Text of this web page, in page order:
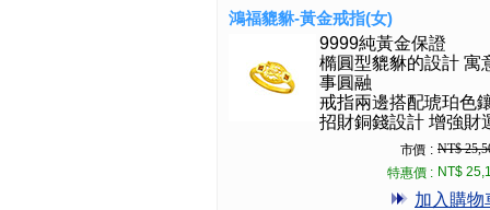
鴻福貔貅-黃金戒指(女)
9999純黃金保證
橢圓型貔貅的設計 寓
事圓融
戒指兩邊搭配琥珀色
招財銅錢設計 增強財
市價 : NT$
特惠價 : NT$
加入購物